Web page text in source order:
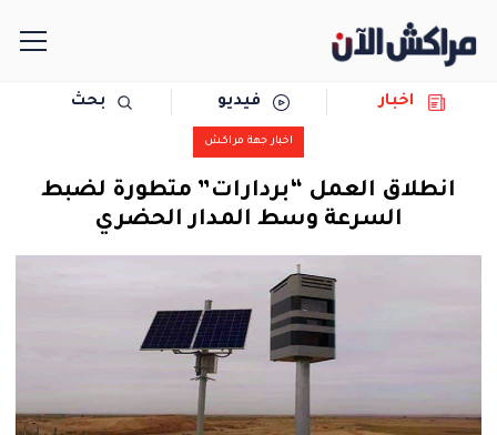
مجتمع
اخبار فيديو بحث
اخبار جهة مراكش
انطلاق العمل “بردارات” متطورة لضبط
السرعة وسط المدار الحضري